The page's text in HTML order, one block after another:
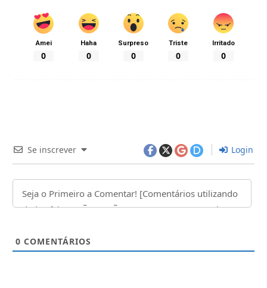
Amei
0
Haha
0
Surpreso
0
Triste
0
Irritado
0
Se inscrever Login
0 COMENTÁRIOS